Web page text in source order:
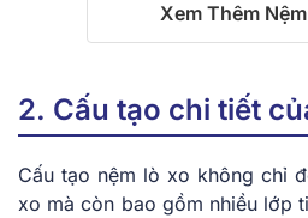
Xem Thêm
2. Cấu tạo chi tiết
Cấu tạo nệm lò xo không chỉ
xo mà còn bao gồm nhiều lớp